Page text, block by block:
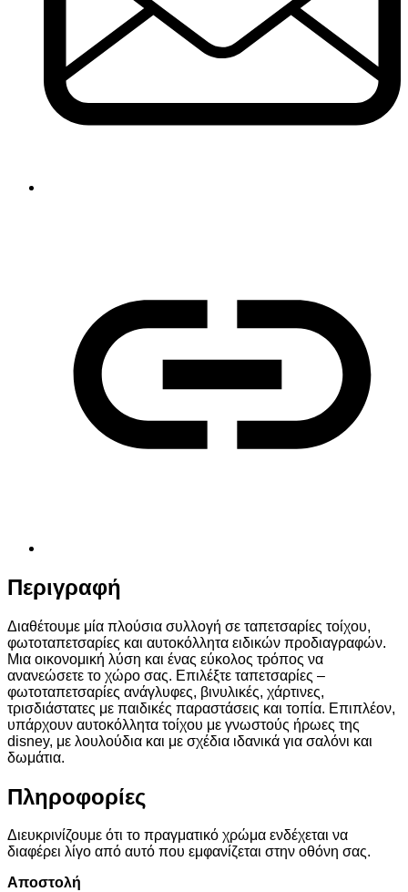
Περιγραφή
Διαθέτουμε μία πλούσια συλλογή σε ταπετσαρίες τοίχου,
φωτοταπετσαρίες και αυτοκόλλητα ειδικών προδιαγραφών.
Μια οικονομική λύση και ένας εύκολος τρόπος να
ανανεώσετε το χώρο σας. Επιλέξτε ταπετσαρίες –
φωτοταπετσαρίες ανάγλυφες, βινυλικές, χάρτινες,
τρισδιάστατες με παιδικές παραστάσεις και τοπία. Επιπλέον,
υπάρχουν αυτοκόλλητα τοίχου με γνωστούς ήρωες της
disney, με λουλούδια και με σχέδια ιδανικά για σαλόνι και
δωμάτια.
Πληροφορίες
Διευκρινίζουμε ότι το πραγματικό χρώμα ενδέχεται να
διαφέρει λίγο από αυτό που εμφανίζεται στην οθόνη σας.
Αποστολή